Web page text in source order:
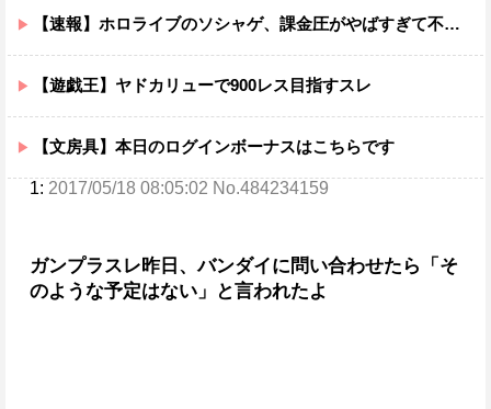
【速報】ホロライブのソシャゲ、課金圧がやばすぎて不評になるwwwwwwwwww
【遊戯王】ヤドカリューで900レス目指すスレ
【文房具】本日のログインボーナスはこちらです
1: 2017/05/18 08:05:02 No.484234159
ガンプラスレ昨日、バンダイに問い合わせたら「そ
のような予定はない」と言われたよ